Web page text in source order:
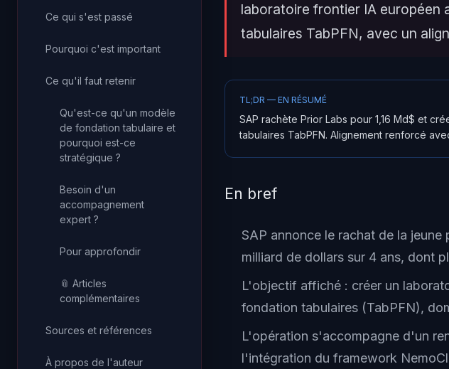
Ce qui s'est passé
Pourquoi c'est important
Ce qu'il faut retenir
Qu'est-ce qu'un modèle
de fondation tabulaire et
pourquoi est-ce
stratégique ?
Besoin d'un
accompagnement
expert ?
Pour approfondir
📎 Articles
complémentaires
Sources et références
À propos de l'auteur
laboratoire frontier IA européen
tabulaires TabPFN, avec un
TL;DR — EN RÉSUMÉ
SAP rachète Prior Labs pour 1,16 Md$ et
tabulaires TabPFN. Alignement renforcé
En bref
SAP annonce le rachat de la jeune
milliard de dollars sur 4 ans, dont
L'objectif affiché : créer un
fondation tabulaires (TabPFN),
L'opération s'accompagne d'un
l'intégration du framework